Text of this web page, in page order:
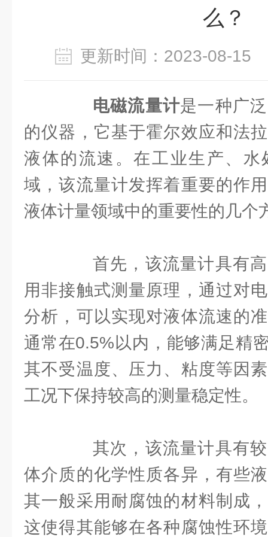
么？
更新时间：2023-08-
电磁流量计是一种广
的仪器，它基于霍尔效应和法
液体的流速。在工业生产、水
域，该流量计发挥着重要的作
液体计量领域中的重要性的几个
首先，该流量计具有高
用非接触式测量原理，通过对
分析，可以实现对液体流速的
通常在0.5%以内，能够满足精
其不受温度、压力、粘度等因
工况下保持较高的测量稳定性。
其次，该流量计具有较
体介质的化学性质各异，有些
其一般采用耐腐蚀的材料制成
这使得其能够在各种腐蚀性环